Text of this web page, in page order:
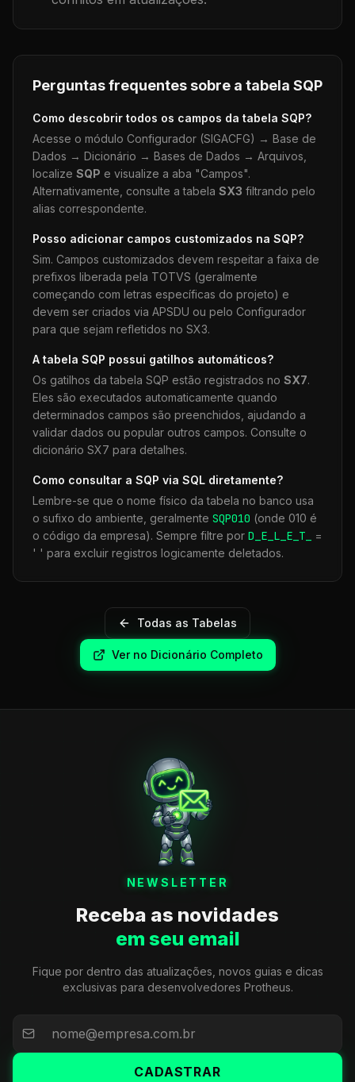
Perguntas frequentes sobre a tabela SQP
Como descobrir todos os campos da tabela SQP?
Acesse o módulo Configurador (SIGACFG) → Base de
Dados → Dicionário → Bases de Dados → Arquivos,
localize SQP e visualize a aba "Campos".
Alternativamente, consulte a tabela SX3 filtrando pelo
alias correspondente.
Posso adicionar campos customizados na SQP?
Sim. Campos customizados devem respeitar a faixa de
prefixos liberada pela TOTVS (geralmente
começando com letras específicas do projeto) e
devem ser criados via APSDU ou pelo Configurador
para que sejam refletidos no SX3.
A tabela SQP possui gatilhos automáticos?
Os gatilhos da tabela SQP estão registrados no SX7.
Eles são executados automaticamente quando
determinados campos são preenchidos, ajudando a
validar dados ou popular outros campos. Consulte o
dicionário SX7 para detalhes.
Como consultar a SQP via SQL diretamente?
Lembre-se que o nome físico da tabela no banco usa
o sufixo do ambiente, geralmente SQP010 (onde 010 é
o código da empresa). Sempre filtre por D_E_L_E_T_
=
' ' para excluir registros logicamente deletados.
Todas as Tabelas
Ver no Dicionário Completo
NEWSLETTER
Receba as novidades
em seu email
Fique por dentro das atualizações, novos guias e dicas
exclusivas para desenvolvedores Protheus.
CADASTRAR